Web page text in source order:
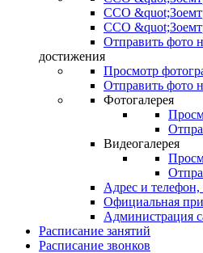
ССО
ССО
Отправить фото
достижения
Просмотр
Отправить фото
Фотогалерея
Видеогалерея
Адрес и телефон,
Официальная
Администрация
Расписание занятий
Расписание звонков